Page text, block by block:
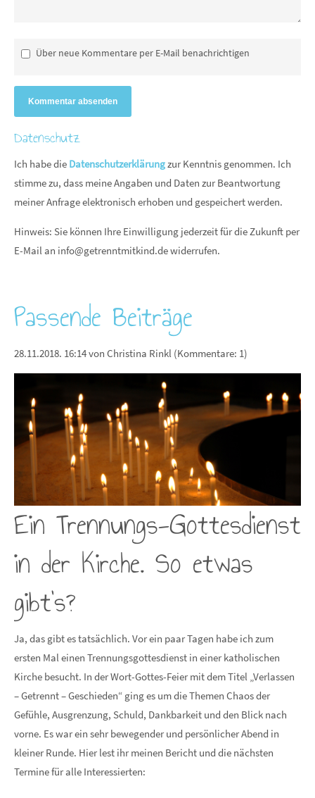
Über neue Kommentare per E-Mail benachrichtigen
Kommentar absenden
Datenschutz
Ich habe die Datenschutzerklärungzur Kenntnis genommen. Ich
stimme zu, dass meine Angaben und Daten zur Beantwortung
meiner Anfrage elektronisch erhoben und gespeichert werden.
Hinweis: Sie können Ihre Einwilligung jederzeit für die Zukunft per
E-Mail an info@getrenntmitkind.dewiderrufen.
Passende Beiträge
28.11.2018. 16:14von Christina Rinkl (Kommentare: 1)
Ein Trennungs-Gottesdienst
in der Kirche. So etwas
gibt’s?
Ja, das gibt es tatsächlich. Vor ein paar Tagen habe ich zum
ersten Mal einen Trennungsgottesdienst in einer katholischen
Kirche besucht. In der Wort-Gottes-Feier mit dem Titel „Verlassen
– Getrennt – Geschieden“ ging es um die Themen Chaos der
Gefühle, Ausgrenzung, Schuld, Dankbarkeit und den Blick nach
vorne. Es war ein sehr bewegender und persönlicher Abend in
kleiner Runde. Hier lest ihr meinen Bericht und die nächsten
Termine für alle Interessierten: